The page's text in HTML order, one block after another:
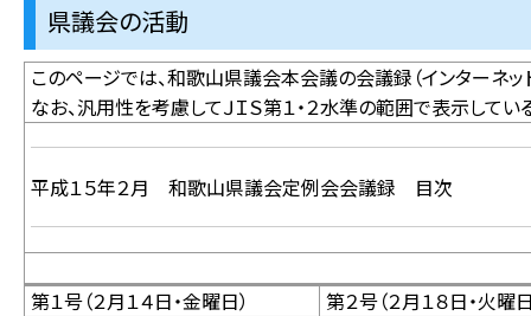
県議会の活動
このページでは、和歌山県議会本会議の会議録（インターネ
なお、汎用性を考慮してＪＩＳ第１・２水準の範囲で表示して
平成１５年２月 和歌山県議会定例会会議録 目次
第１号（２月１４日・金曜日）
第２号（２月１８日・火曜